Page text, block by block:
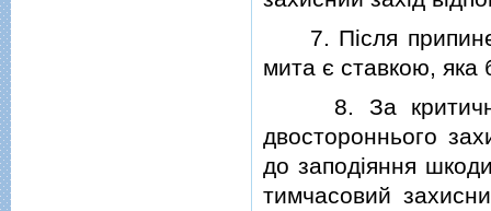
7. Пiсля
мита є ставкою, яка
8. За критичних
двостороннього
до заподiяння
тимчасовий